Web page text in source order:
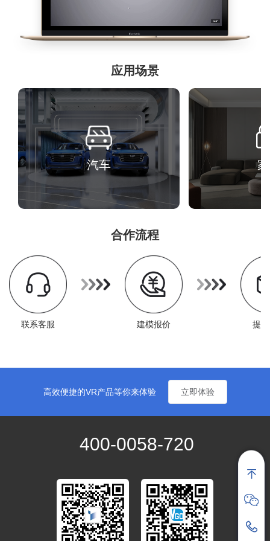
应用场景
汽车
合作流程
联系客服 建模报价 提
高效便捷的VR产品等你来体验 立即体验
400-0058-720